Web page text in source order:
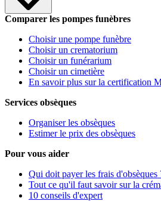
Comparer les pompes funèbres
Choisir une pompe funèbre
Choisir un crematorium
Choisir un funérarium
Choisir un cimetière
En savoir plus sur la certification
Services obsèques
Organiser les obsèques
Estimer le prix des obsèques
Pour vous aider
Qui doit payer les frais d'obsèques
Tout ce qu'il faut savoir sur la
10 conseils d'expert